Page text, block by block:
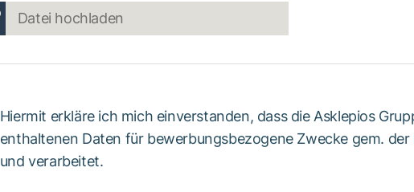
Datei hochladen
Hiermit erkläre ich mich einverstanden, dass die Asklepios
enthaltenen Daten für bewerbungsbezogene Zwecke gem. der
und verarbeitet.